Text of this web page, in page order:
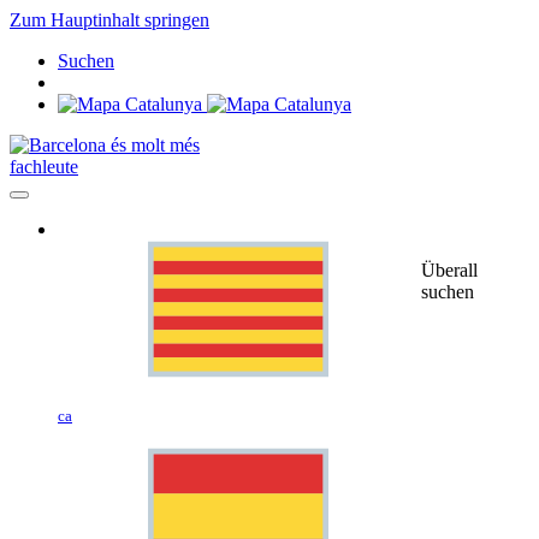
Zum Hauptinhalt springen
Suchen
fachleute
ca
Überall
suchen